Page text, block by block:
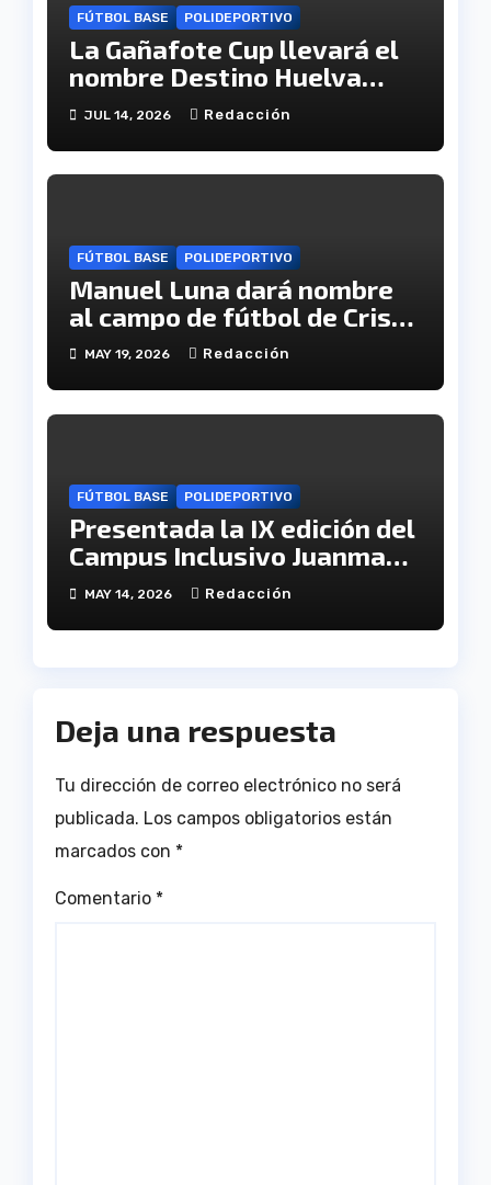
FÚTBOL BASE POLIDEPORTIVO
La Gañafote Cup llevará el
nombre Destino Huelva
para reforzar la proyección
internacional de la
provincia
JUL 14, 2026 Redacción
FÚTBOL BASE POLIDEPORTIVO
Manuel Luna dará nombre
al campo de fútbol de Cristo
Pobre
MAY 19, 2026 Redacción
FÚTBOL BASE POLIDEPORTIVO
Presentada la IX edición del
Campus Inclusivo Juanma
Pavón
MAY 14, 2026 Redacción
Deja una respuesta
Tu dirección de correo electrónico no será
publicada. Los campos obligatorios están
marcados con *
Comentario *